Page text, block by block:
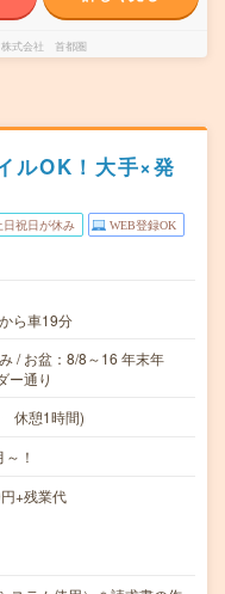
株式会社 首都圏
ルOK！大手×発
日祝日が休み WEB登録OK
ら車19分
/ お盆：8/8～16 年末年
ー通り
休憩1時間)
！
+残業代